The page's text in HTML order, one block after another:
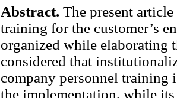
Abstract. The present
training for the customer’s
organized while elaborating
considered that
company personnel training
the implementation, while